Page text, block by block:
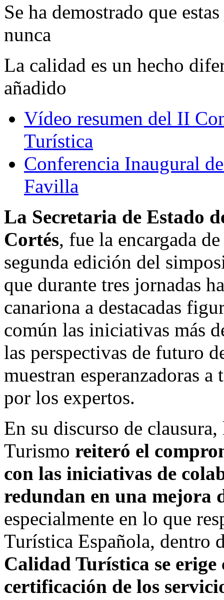
Se ha demostrado que
nunca
La calidad es un hecho
añadido
Vídeo resumen del II
Turística
Conferencia Inaugural
Favilla
La Secretaria de Estado
Cortés, fue la encargada
segunda edición del
que durante tres jornadas
canariona a destacadas
común las iniciativas más
las perspectivas de futuro
muestran esperanzadoras
por los expertos.
En su discurso de
Turismo reiteró el
con las iniciativas de
redundan en una mejora
especialmente en lo que
Turística Española, dentro
Calidad Turística se
certificación de los